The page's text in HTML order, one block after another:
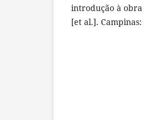
introdução à obra
[et al.].